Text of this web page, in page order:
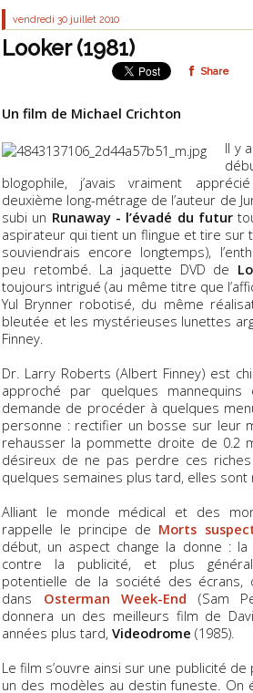
vendredi 30 juillet 2010
Looker (1981)
Share
Un film de Michael Crichton
Il y
blogophile, j’avais vraiment apprécié
deuxième long-métrage de l’auteur de
subi un Runaway - l’évadé du futur
aspirateur qui tient un flingue et tire sur
souviendrais encore longtemps),
peu retombé. La jaquette DVD de
toujours intrigué (au même titre que
Yul Brynner robotisé, du même
bleutée et les mystérieuses lunettes
Finney.
Dr. Larry Roberts (Albert Finney) est
approché par quelques mannequins
demande de procéder à quelques
personne : rectifier un bosse sur leur
rehausser la pommette droite de 0.2
désireux de ne pas perdre ces
quelques semaines plus tard, elles
Alliant le monde médical et des
rappelle le principe de Morts
début, un aspect change la donne : la
contre la publicité, et plus
potentielle de la société des écrans,
dans Osterman Week-End (Sam
donnera un des meilleurs film de
années plus tard, Videodrome (1985).
Le film s’ouvre ainsi sur une publicité
un des modèles au destin funeste. On